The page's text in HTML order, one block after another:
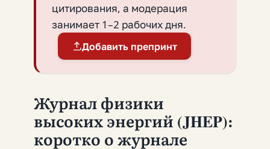
цитирования, а модерация
занимает 1–2 рабочих дня.
Добавить препринт
Журнал физики
высоких энергий (JHEP):
коротко о журнале